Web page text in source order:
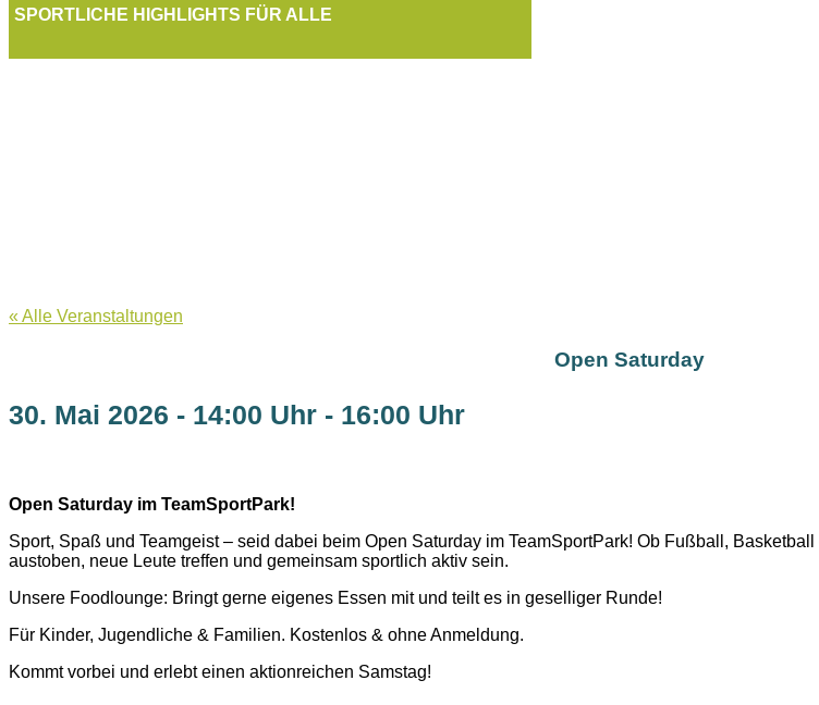
SPORTLICHE HIGHLIGHTS FÜR ALLE
« Alle Veranstaltungen
Open Saturday
30. Mai 2026 - 14:00 Uhr - 16:00 Uhr
Open Saturday im TeamSportPark!
Sport, Spaß und Teamgeist – seid dabei beim Open Saturday im TeamSportPark! Ob Fußball,
austoben, neue Leute treffen und gemeinsam sportlich aktiv sein.
Unsere Foodlounge: Bringt gerne eigenes Essen mit und teilt es in geselliger Runde!
Für Kinder, Jugendliche & Familien. Kostenlos & ohne Anmeldung.
Kommt vorbei und erlebt einen aktionreichen Samstag!